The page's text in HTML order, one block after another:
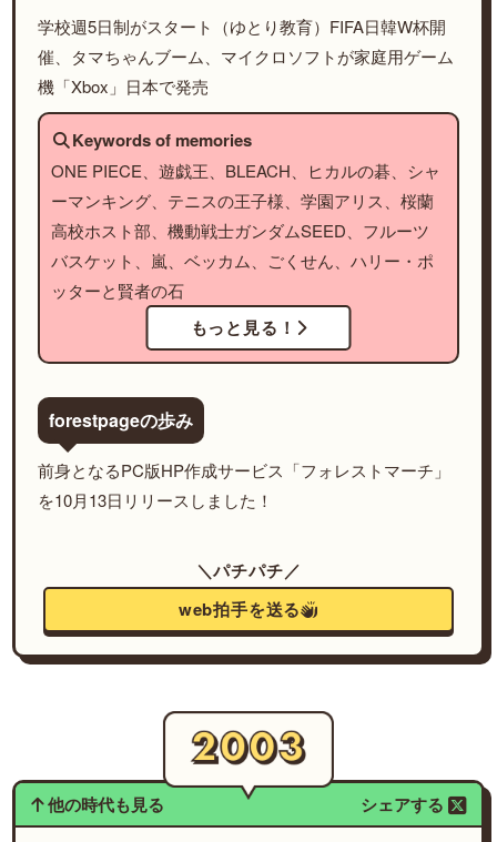
学校週5日制がスタート（ゆとり教育）FIFA日韓W杯開
催、タマちゃんブーム、マイクロソフトが家庭用ゲーム
機「Xbox」日本で発売
Keywords of memories
ONE PIECE、遊戯王、BLEACH、ヒカルの碁、シャ
ーマンキング、テニスの王子様、学園アリス、桜蘭
高校ホスト部、機動戦士ガンダムSEED、フルーツ
バスケット、嵐、ベッカム、ごくせん、ハリー・ポ
ッターと賢者の石
もっと見る！
forestpageの歩み
前身となるPC版HP作成サービス「フォレストマーチ」
を10月13日リリースしました！
＼パチパチ／
web拍手を送る
他の時代も見る シェアする